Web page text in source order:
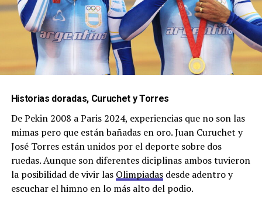
Historias doradas, Curuchet y Torres
De Pekin 2008 a Paris 2024, experiencias que no son las
mimas pero que están bañadas en oro. Juan Curuchet y
José Torres están unidos por el deporte sobre dos
ruedas. Aunque son diferentes diciplinas ambos tuvieron
la posibilidad de vivir las Olimpiadasdesde adentro y
escuchar el himno en lo más alto del podio.